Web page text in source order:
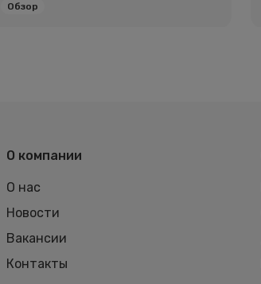
Обзор
О компании
О нас
Новости
Вакансии
Контакты